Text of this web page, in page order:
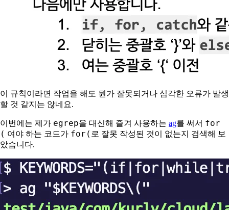
이 규칙이라면 작업을 해도 뭔가 잘못되거나 심각한 오류가 발생
할 것 같지는 않네요.
이번에는 제가 egrep을 대신해 즐겨 사용하는 ag를 써서 for
( 여야 하는 코드가 for( 로 잘못 작성된 것이 없는지 검색해 보
았습니다.